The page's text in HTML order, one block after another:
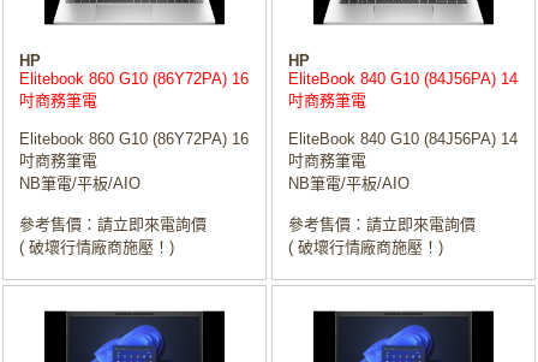
HP
Elitebook 860 G10 (86Y72PA) 16
吋商務筆電
Elitebook 860 G10 (86Y72PA) 16
吋商務筆電
NB筆電/平板/AIO
參考售價：請立即來電詢價
( 破壞行情廠商施壓！)
HP
EliteBook 840 G10 (84J56PA) 14
吋商務筆電
EliteBook 840 G10 (84J56PA) 14
吋商務筆電
NB筆電/平板/AIO
參考售價：請立即來電詢價
( 破壞行情廠商施壓！)